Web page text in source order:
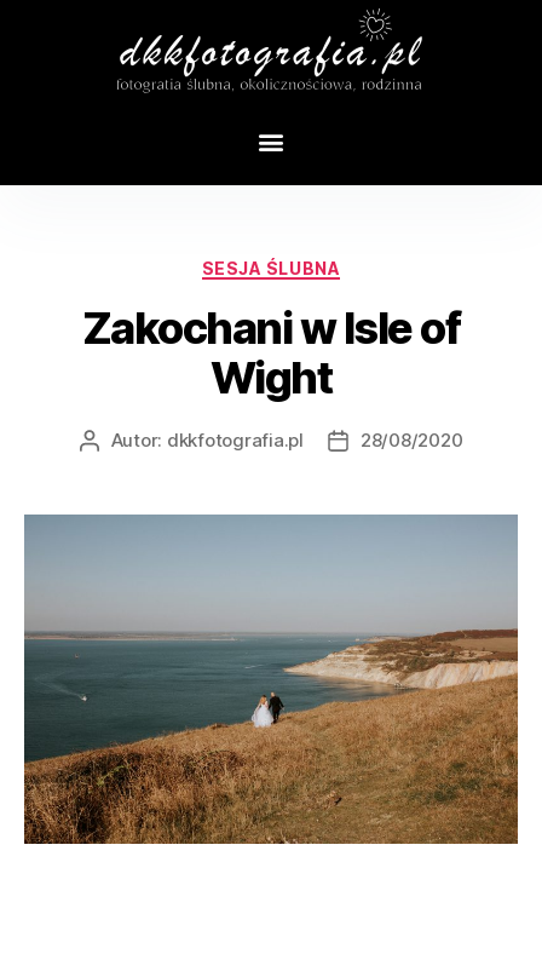
SESJA ŚLUBNA
Zakochani w Isle of
Wight
Autor: dkkfotografia.pl 28/08/2020